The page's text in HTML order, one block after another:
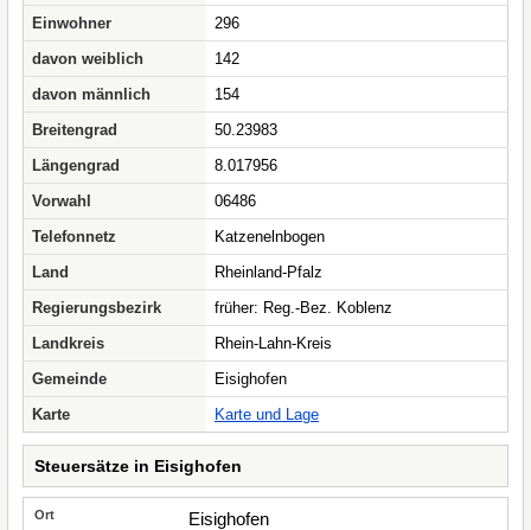
Einwohner
296
davon weiblich
142
davon männlich
154
Breitengrad
50.23983
Längengrad
8.017956
Vorwahl
06486
Telefonnetz
Katzenelnbogen
Land
Rheinland-Pfalz
Regierungsbezirk
früher: Reg.-Bez. Koblenz
Landkreis
Rhein-Lahn-Kreis
Gemeinde
Eisighofen
Karte
Karte und Lage
Steuersätze in Eisighofen
Eisighofen